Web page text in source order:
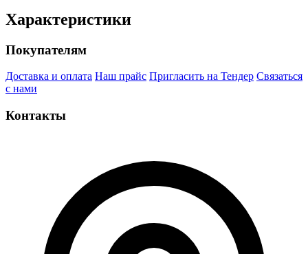
Характеристики
Покупателям
Доставка и оплата Наш прайс Пригласить на Тендер Связаться
с нами
Контакты